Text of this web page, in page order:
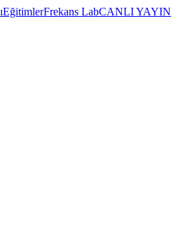
EğitimlerFrekans LabCANLI YAYIN